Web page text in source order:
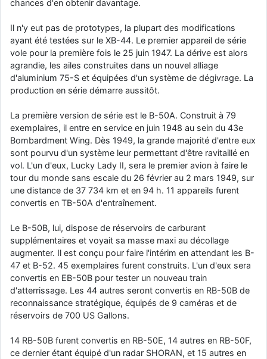
d9pouces: En espérant n’avoir coupé les accessoires de personne
au passage !
d9pouces: j'ai trouvé un palliatif un peu violent, mais ça devrait aller
un peu mieux
d9pouces: cette fois, c'est le Brésil et Singapour qui mettent le site
jericho: Ah ben je peux te confirmer que j'étais resté dans le filtre…
d9pouces: Désolé ! Mon filtrage a été un peu trop violent
manifestement
tout voir
chances d'en obtenir davantage.
Il n'y eut pas de prototypes, la plupart des modifications
ayant été testées sur le XB-44. Le premier appareil de série
vole pour la première fois le 25 juin 1947. La dérive est alors
agrandie, les ailes construites dans un nouvel alliage
d'aluminium 75-S et équipées d'un système de dégivrage. La
production en série démarre aussitôt.
La première version de série est le B-50A. Construit à 79
exemplaires, il entre en service en juin 1948 au sein du 43e
Bombardment Wing. Dès 1949, la grande majorité d'entre eux
sont pourvu d'un système leur permettant d'être ravitaillé en
vol. L'un d'eux, Lucky Lady II, sera le premier avion à faire le
tour du monde sans escale du 26 février au 2 mars 1949, sur
une distance de 37 734 km et en 94 h. 11 appareils furent
convertis en TB-50A d'entraînement.
Le B-50B, lui, dispose de réservoirs de carburant
supplémentaires et voyait sa masse maxi au décollage
augmenter. Il est conçu pour faire l'intérim en attendant les B-
47 et B-52. 45 exemplaires furent construits. L'un d'eux sera
convertis en EB-50B pour tester un nouveau train
d'atterrissage. Les 44 autres seront convertis en RB-50B de
reconnaissance stratégique, équipés de 9 caméras et de
réservoirs de 700 US Gallons.
14 RB-50B furent convertis en RB-50E, 14 autres en RB-50F,
ce dernier étant équipé d'un radar SHORAN, et 15 autres en